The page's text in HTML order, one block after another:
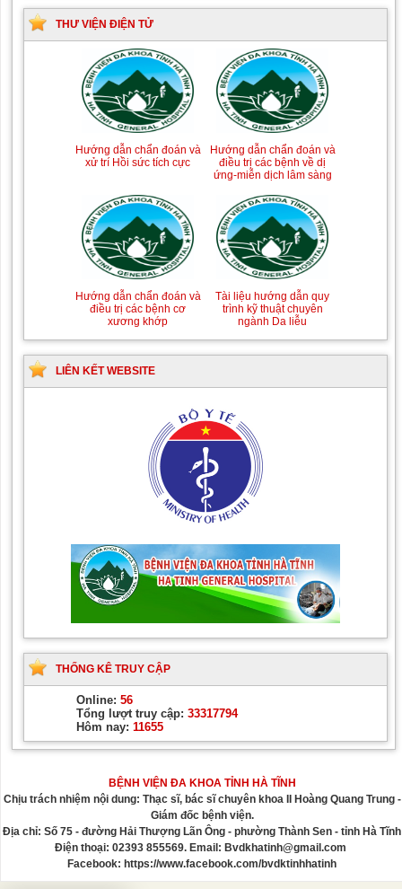
THƯ VIỆN ĐIỆN TỬ
Hướng dẫn chẩn đoán và
xử trí Hồi sức tích cực
Tài liệu Hướng dẫn
phòng ngừa nhiễm
Hướng dẫn chẩn đoán và
điều trị các bệnh về dị
ứng-miễn dịch lâm sàng
Hướng dẫn chẩn đoán và
điều trị một số bệnh
truyền nhiễm
Hướng dẫn chẩn đoán và
điều trị các bệnh cơ
xương khớp
Hướng dẫn quy trình kỹ
thuật Chuyên khoa Phẫu
thuật Tiết niệu
Tài liệu hướng dẫn quy
trình kỹ thuật chuyên
ngành Da liễu
Hướng dẫn Quy trình kỹ
thuật Nhi khoa
LIÊN KẾT WEBSITE
THỐNG KÊ TRUY CẬP
Online: 56
Tổng lượt truy cập: 33317794
Hôm nay: 11655
BỆNH VIỆN ĐA KHOA TỈNH HÀ TĨNH
Chịu trách nhiệm nội dung: Thạc sĩ, bác sĩ chuyên khoa II Hoàng Quang Trung -
Giám đốc bệnh viện.
Địa chỉ: Số 75 - đường Hải Thượng Lãn Ông - phường Thành Sen - tỉnh Hà Tĩnh
Điện thoại: 02393 855569. Email: Bvdkhatinh@gmail.com
Facebook: https://www.facebook.com/bvdktinhhatinh